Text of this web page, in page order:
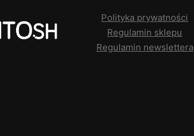
Polityka prywatności
Regulamin sklepu
Regulamin newslettera